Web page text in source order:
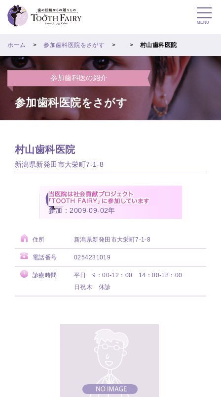
MENU
ホーム 参加歯科医院をさがす 村山歯科医院
参加歯科医の紹介
参加歯科医院をさがす
村山歯科医院
新潟県新発田市大栄町7-1-8
参加：2009-09-02年
住所 新潟県新発田市大栄町7-1-8
電話番号 0254231019
診療時間
平日 9：00-12：00 14：00-18：00
日祝木 休診